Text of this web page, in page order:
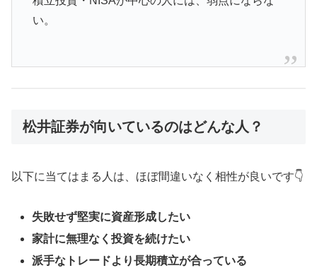
い。
松井証券が向いているのはどんな人？
以下に当てはまる人は、ほぼ間違いなく相性が良いです👇
失敗せず堅実に資産形成したい
家計に無理なく投資を続けたい
派手なトレードより長期積立が合っている